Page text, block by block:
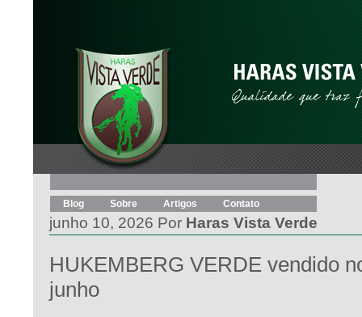
Blog Sobre Artigos Contato
junho 10, 2026 Por Haras Vista Verde
HUKEMBERG VERDE vendido
junho